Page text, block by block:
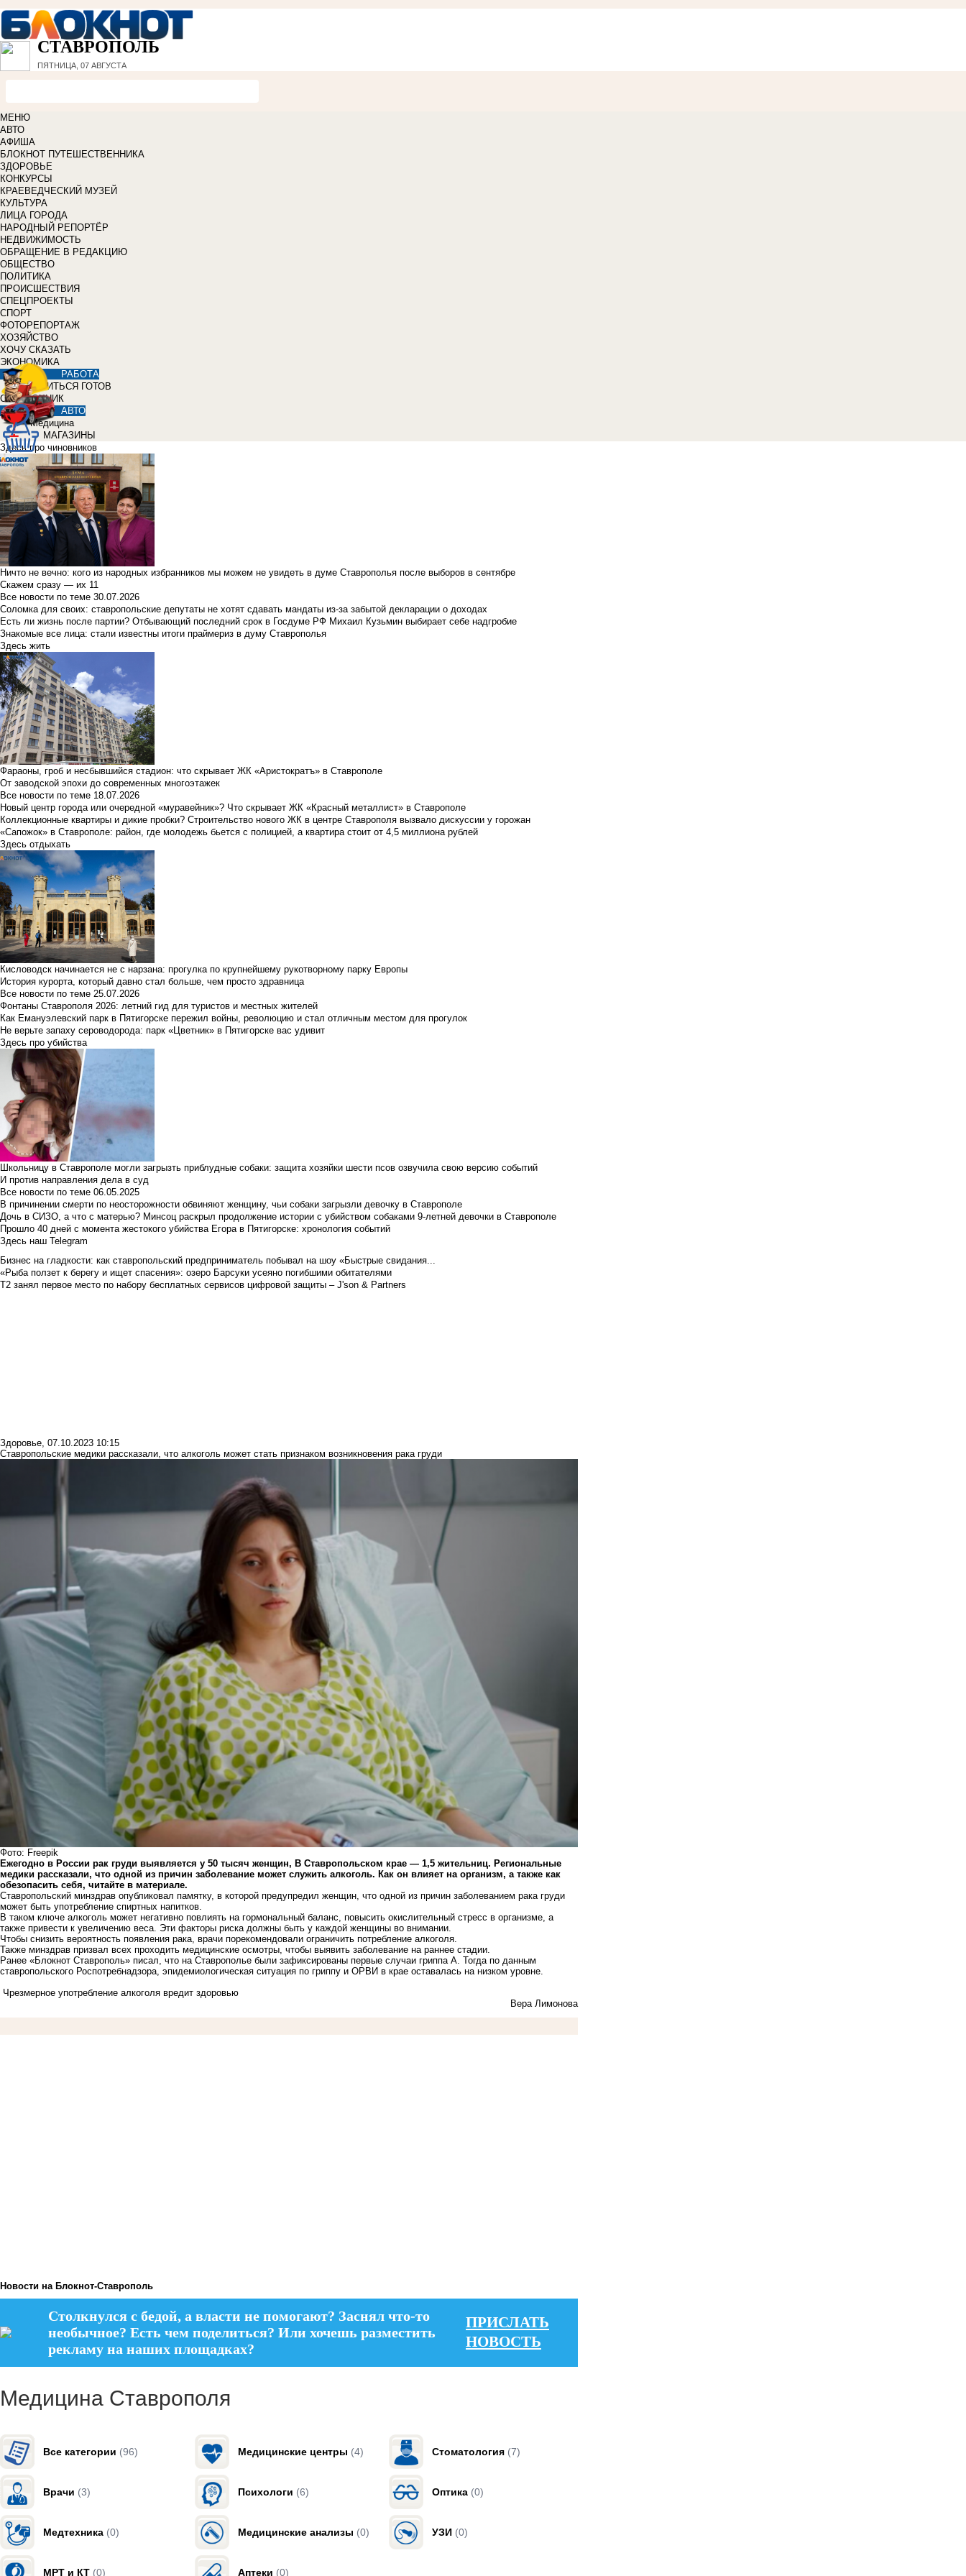
СТАВРОПОЛЬ
ПЯТНИЦА, 07 АВГУСТА
МЕНЮ
АВТО
АФИША
БЛОКНОТ ПУТЕШЕСТВЕННИКА
ЗДОРОВЬЕ
КОНКУРСЫ
КРАЕВЕДЧЕСКИЙ МУЗЕЙ
КУЛЬТУРА
ЛИЦА ГОРОДА
НАРОДНЫЙ РЕПОРТЁР
НЕДВИЖИМОСТЬ
ОБРАЩЕНИЕ В РЕДАКЦИЮ
ОБЩЕСТВО
ПОЛИТИКА
ПРОИСШЕСТВИЯ
СПЕЦПРОЕКТЫ
СПОРТ
ФОТОРЕПОРТАЖ
ХОЗЯЙСТВО
ХОЧУ СКАЗАТЬ
ЭКОНОМИКА
РАБОТА
УЧИТЬСЯ ГОТОВ
СПРАВОЧНИК
АВТО
Медицина
МАГАЗИНЫ
Здесь про чиновников
Ничто не вечно: кого из народных избранников мы можем не увидеть в думе Ставрополья после выборов в сентябре
Скажем сразу — их 11
Все новости по теме 30.07.2026
Соломка для своих: ставропольские депутаты не хотят сдавать мандаты из-за забытой декларации о доходах
Есть ли жизнь после партии? Отбывающий последний срок в Госдуме РФ Михаил Кузьмин выбирает себе надгробие
Знакомые все лица: стали известны итоги праймериз в думу Ставрополья
Здесь жить
Фараоны, гроб и несбывшийся стадион: что скрывает ЖК «Аристократъ» в Ставрополе
От заводской эпохи до современных многоэтажек
Все новости по теме 18.07.2026
Новый центр города или очередной «муравейник»? Что скрывает ЖК «Красный металлист» в Ставрополе
Коллекционные квартиры и дикие пробки? Строительство нового ЖК в центре Ставрополя вызвало дискуссии у горожан
«Сапожок» в Ставрополе: район, где молодежь бьется с полицией, а квартира стоит от 4,5 миллиона рублей
Здесь отдыхать
Кисловодск начинается не с нарзана: прогулка по крупнейшему рукотворному парку Европы
История курорта, который давно стал больше, чем просто здравница
Все новости по теме 25.07.2026
Фонтаны Ставрополя 2026: летний гид для туристов и местных жителей
Как Емануэлевский парк в Пятигорске пережил войны, революцию и стал отличным местом для прогулок
Не верьте запаху сероводорода: парк «Цветник» в Пятигорске вас удивит
Здесь про убийства
Школьницу в Ставрополе могли загрызть приблудные собаки: защита хозяйки шести псов озвучила свою версию событий
И против направления дела в суд
Все новости по теме 06.05.2025
В причинении смерти по неосторожности обвиняют женщину, чьи собаки загрызли девочку в Ставрополе
Дочь в СИЗО, а что с матерью? Минсоц раскрыл продолжение истории с убийством собаками 9-летней девочки в Ставрополе
Прошло 40 дней с момента жестокого убийства Егора в Пятигорске: хронология событий
Здесь наш Telegram
Бизнес на гладкости: как ставропольский предприниматель побывал на шоу «Быстрые свидания...
«Рыба ползет к берегу и ищет спасения»: озеро Барсуки усеяно погибшими обитателями
Т2 занял первое место по набору бесплатных сервисов цифровой защиты – J'son & Partners
Здоровье, 07.10.2023 10:15
Ставропольские медики рассказали, что алкоголь может стать признаком возникновения рака груди
Фото: Freepik
Ежегодно в России рак груди выявляется у 50 тысяч женщин, В Ставропольском крае — 1,5 жительниц. Региональные
медики рассказали, что одной из причин заболевание может служить алкоголь. Как он влияет на организм, а также как
обезопасить себя, читайте в материале.
Ставропольский минздрав опубликовал памятку, в которой предупредил женщин, что одной из причин заболеванием рака груди
может быть употребление спиртных напитков.
В таком ключе алкоголь может негативно повлиять на гормональный баланс, повысить окислительный стресс в организме, а
также привести к увеличению веса. Эти факторы риска должны быть у каждой женщины во внимании.
Чтобы снизить вероятность появления рака, врачи порекомендовали ограничить потребление алкоголя.
Также минздрав призвал всех проходить медицинские осмотры, чтобы выявить заболевание на раннее стадии.
Ранее «Блокнот Ставрополь» писал, что на Ставрополье были зафиксированы первые случаи гриппа А. Тогда по данным
ставропольского Роспотребнадзора, эпидемиологическая ситуация по гриппу и ОРВИ в крае оставалась на низком уровне.
Чрезмерное употребление алкоголя вредит здоровью
Вера Лимонова
Новости на Блoкнoт-Ставрополь
Столкнулся с бедой, а власти не помогают? Заснял что-то
необычное? Есть чем поделиться? Или хочешь разместить
рекламу на наших площадках?
ПРИСЛАТЬ
НОВОСТЬ
Медицина Ставрополя
Все категории (96) Медицинские центры (4) Стоматология (7)
Врачи (3) Психологи (6) Оптика (0)
Медтехника (0) Медицинские анализы (0) УЗИ (0)
МРТ и КТ (0) Аптеки (0)